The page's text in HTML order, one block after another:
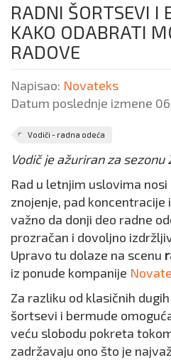
RADNI ŠORTSEVI I
KAKO ODABRATI
RADOVE
Napisao: Novateks
Datum poslednje izmene
Vodiči - radna odeća
Vodič je ažuriran za
Rad u letnjim uslovima
znojenje, pad koncentracije
važno da donji deo radne
prozračan i dovoljno
Upravo tu dolaze na scenu
iz ponude kompanije
Za razliku od klasičnih
šortsevi i bermude
veću slobodu pokreta
zadržavaju ono što je